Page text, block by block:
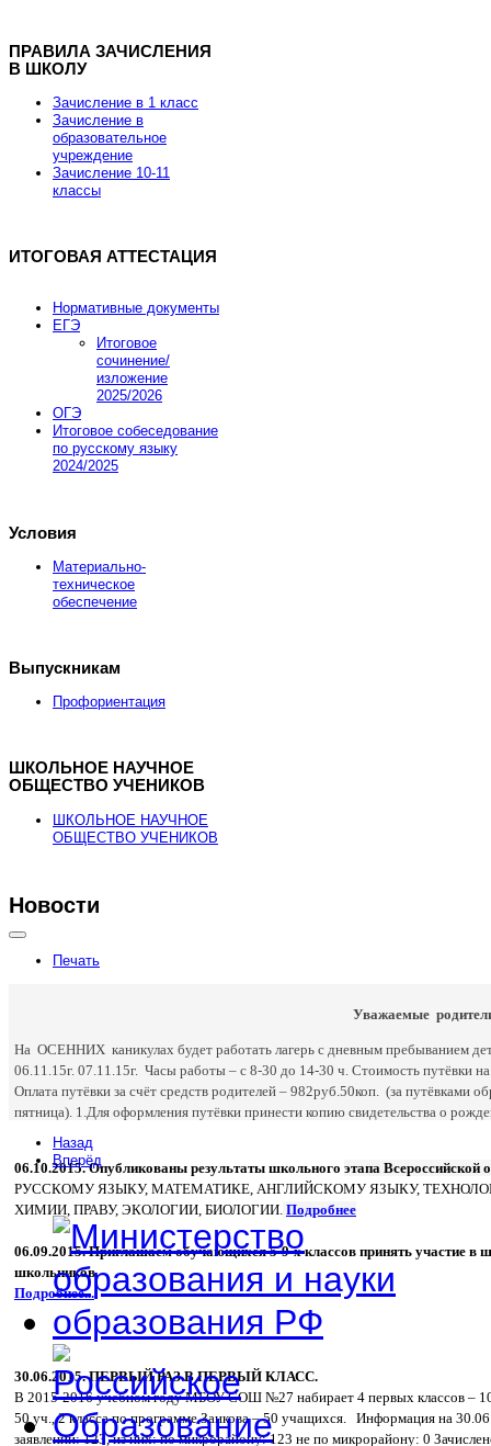
Хостинг для Joomla от REG.RU
Скидка 15% на заказ хостинга и VPS
Заказать хостинг
ПРАВИЛА ЗАЧИСЛЕНИЯ
В ШКОЛУ
Зачисление в 1 класс
Зачисление в
образовательное
учреждение
Зачисление 10-11
классы
ИТОГОВАЯ АТТЕСТАЦИЯ
Нормативные документы
ЕГЭ
Итоговое
сочинение/
изложение
2025/2026
ОГЭ
Итоговое собеседование
по русскому языку
2024/2025
Условия
Материально-
техническое
обеспечение
Выпускникам
Профориентация
ШКОЛЬНОЕ НАУЧНОЕ
ОБЩЕСТВО УЧЕНИКОВ
ШКОЛЬНОЕ НАУЧНОЕ
ОБЩЕСТВО УЧЕНИКОВ
Здесь можно
Новости
Печать
Уважаемые
На ОСЕННИХ каникулах будет работать лагерь с дневным пребыванием
06.11.15г. 07.11.15г. Часы работы – с 8-30 до 14-30 ч. Стоимость путёвки
Оплата путёвки за счёт средств родителей – 982руб.50коп. (за путёвками
пятница). 1.Для оформления путёвки принести копию свидетельства о
06.10.2015. Опубликованы результаты школьного этапа Всероссийской
РУССКОМУ ЯЗЫКУ, МАТЕМАТИКЕ, АНГЛИЙСКОМУ ЯЗЫКУ,
ХИМИИ, ПРАВУ, ЭКОЛОГИИ, БИОЛОГИИ. Подробнее
06.09.2015. Приглашаем обучающихся 5-9-х классов принять участие в
школьников.
Подробнее...
30.06.2015. ПЕРВЫЙ РАЗ В ПЕРВЫЙ КЛАСС.
В 2015-2016 учебном году МБОУ СОШ №27 набирает 4 первых классов –
50 уч., 2 класса по программе Занкова – 50 учащихся. Информация на
заявлений: 123, из них: по микрорайону: 123 не по микрорайону: 0
Назад
Вперёд